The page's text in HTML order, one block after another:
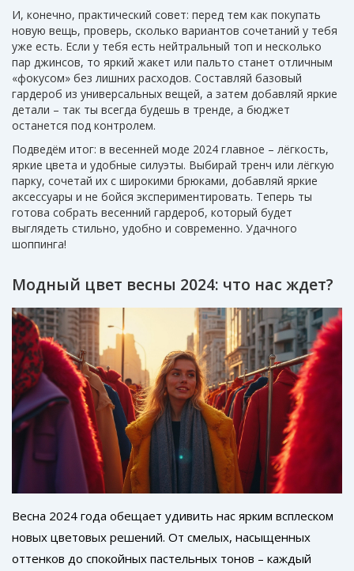
И, конечно, практический совет: перед тем как покупать
новую вещь, проверь, сколько вариантов сочетаний у тебя
уже есть. Если у тебя есть нейтральный топ и несколько
пар джинсов, то яркий жакет или пальто станет отличным
«фокусом» без лишних расходов. Составляй базовый
гардероб из универсальных вещей, а затем добавляй яркие
детали – так ты всегда будешь в тренде, а бюджет
останется под контролем.
Подведём итог: в весенней моде 2024 главное – лёгкость,
яркие цвета и удобные силуэты. Выбирай тренч или лёгкую
парку, сочетай их с широкими брюками, добавляй яркие
аксессуары и не бойся экспериментировать. Теперь ты
готова собрать весенний гардероб, который будет
выглядеть стильно, удобно и современно. Удачного
шоппинга!
Модный цвет весны 2024: что нас ждет?
Весна 2024 года обещает удивить нас ярким всплеском
новых цветовых решений. От смелых, насыщенных
оттенков до спокойных пастельных тонов – каждый